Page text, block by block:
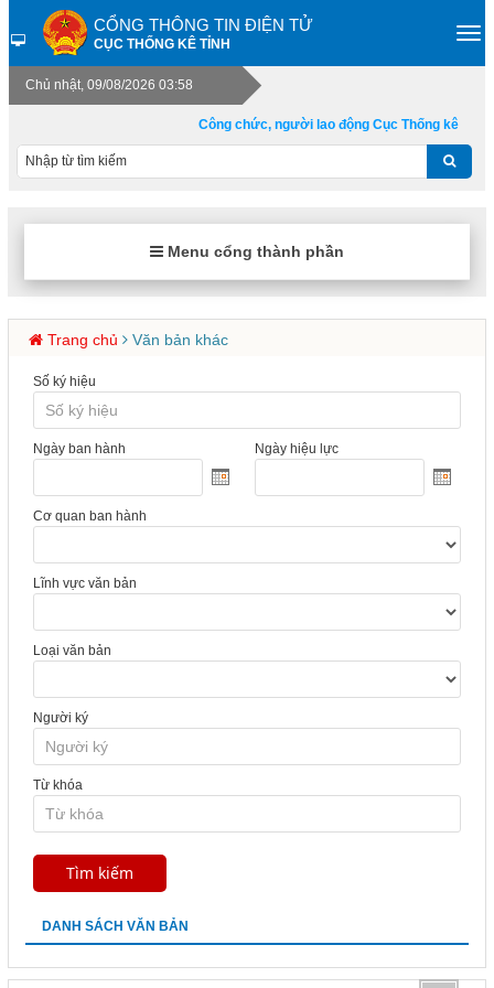
CỔNG THÔNG TIN ĐIỆN TỬ
CỤC THỐNG KÊ TỈNH
Chủ nhật, 09/08/2026 03:58
Công chức, người lao động Cục Thống kê tỉnh
Menu cổng thành phần
Trang chủ Văn bản khác
Số ký hiệu
Ngày ban hành Ngày hiệu lực
Cơ quan ban hành
Lĩnh vực văn bản
Loại văn bản
Người ký
Từ khóa
DANH SÁCH VĂN BẢN